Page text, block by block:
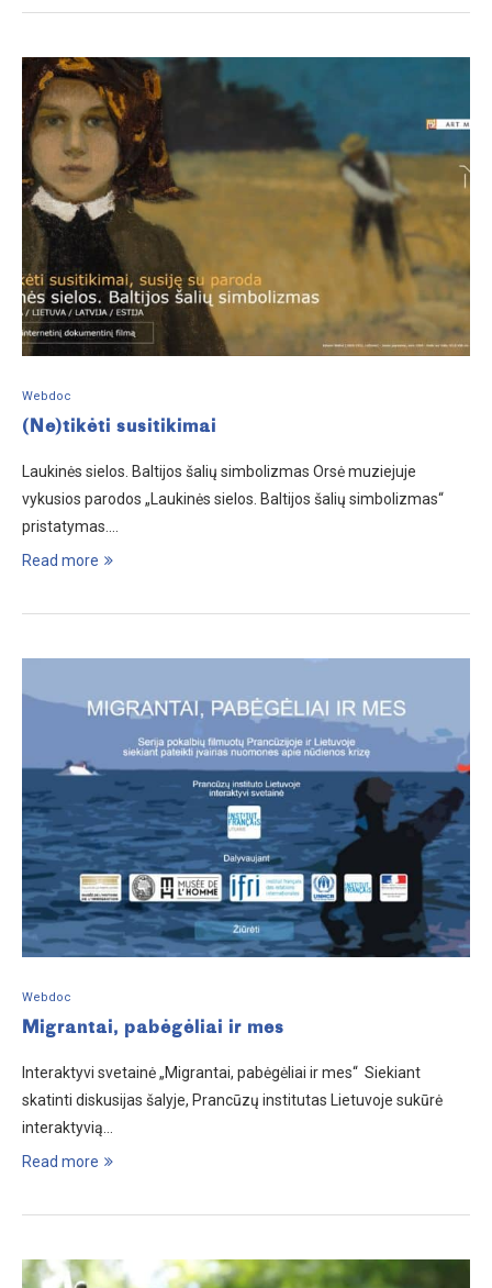
Webdoc
(Ne)tikėti susitikimai
Laukinės sielos. Baltijos šalių simbolizmas Orsė muziejuje
vykusios parodos „Laukinės sielos. Baltijos šalių simbolizmas“
pristatymas.…
Read more
Webdoc
Migrantai, pabėgėliai ir mes
Interaktyvi svetainė „Migrantai, pabėgėliai ir mes“ Siekiant
skatinti diskusijas šalyje, Prancūzų institutas Lietuvoje sukūrė
interaktyvią…
Read more